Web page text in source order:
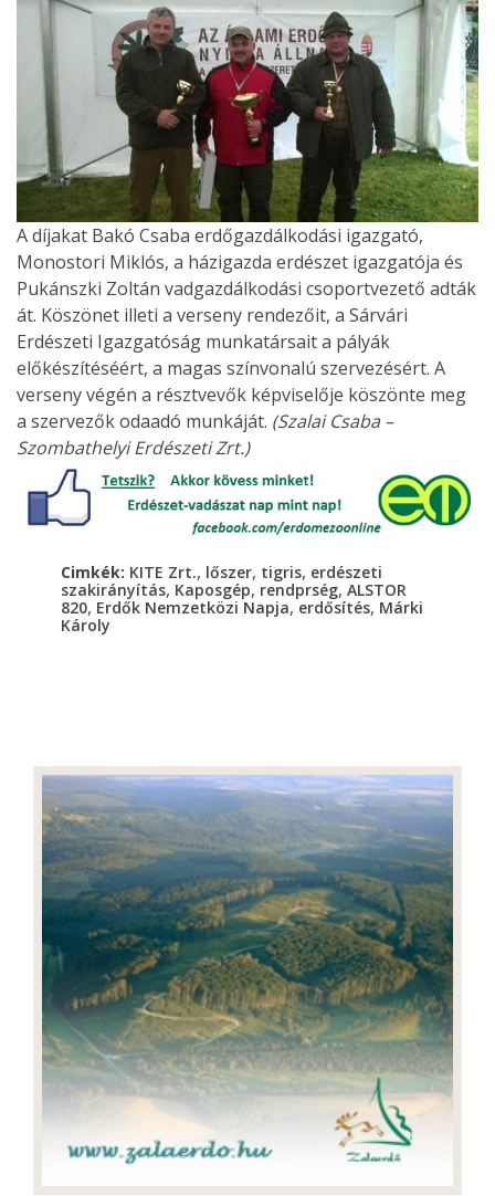
A díjakat Bakó Csaba erdőgazdálkodási igazgató,
Monostori Miklós, a házigazda erdészet igazgatója és
Pukánszki Zoltán vadgazdálkodási csoportvezető adták
át. Köszönet illeti a verseny rendezőit, a Sárvári
Erdészeti Igazgatóság munkatársait a pályák
előkészítéséért, a magas színvonalú szervezésért. A
verseny végén a résztvevők képviselője köszönte meg
a szervezők odaadó munkáját. (Szalai Csaba –
Szombathelyi Erdészeti Zrt.)
Cimkék: KITE Zrt., lőszer, tigris, erdészeti
szakirányítás, Kaposgép, rendprség, ALSTOR
820, Erdők Nemzetközi Napja,erdősítés, Márki
Károly